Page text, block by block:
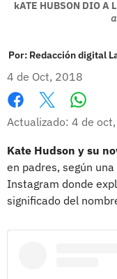
kATE HUBSON DIO A
Por: Redacción digital
4 de Oct, 2018
Facebook
X
Actualizado: 4 de
Kate Hudson y su
en padres, según
Instagram donde
significado del